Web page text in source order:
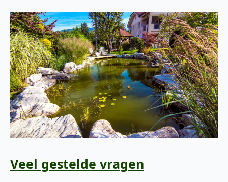
Veel gestelde vragen